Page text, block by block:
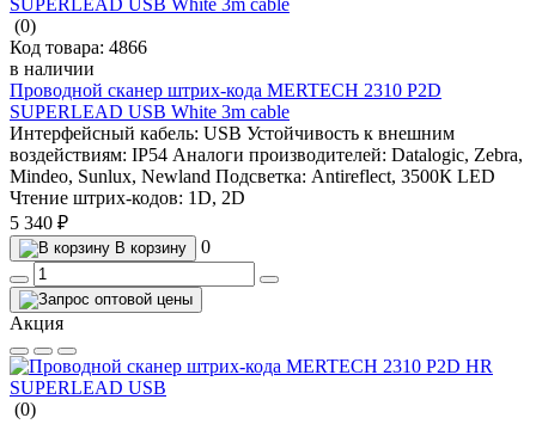
(0)
Код товара: 4866
в наличии
Проводной сканер штрих-кода MERTECH 2310 P2D
SUPERLEAD USB White 3m cable
Интерфейсный кабель: USB Устойчивость к внешним
воздействиям: IP54 Аналоги производителей: Datalogic, Zebra,
Mindeo, Sunlux, Newland Подсветка: Antireflect, 3500К LED
Чтение штрих-кодов: 1D, 2D
5 340 ₽
В корзину 0
Акция
(0)